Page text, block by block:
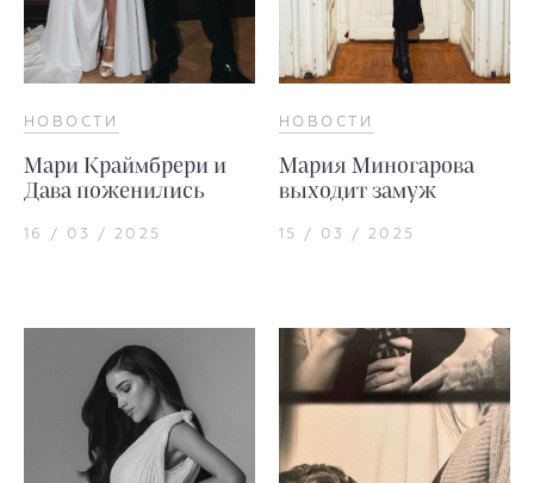
НОВОСТИ
Мари Краймбрери и
Дава поженились
16 / 03 / 2025
НОВОСТИ
Мария Миногарова
выходит замуж
15 / 03 / 2025